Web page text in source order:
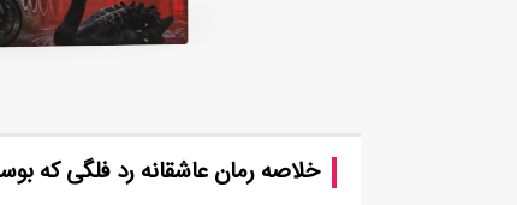
خلاصه رمان عاشقانه رد فلگی که